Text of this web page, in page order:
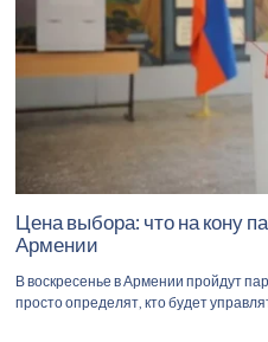
Цена выбора: что на кону
Армении
В воскресенье в Армении пройдут
просто определят, кто будет